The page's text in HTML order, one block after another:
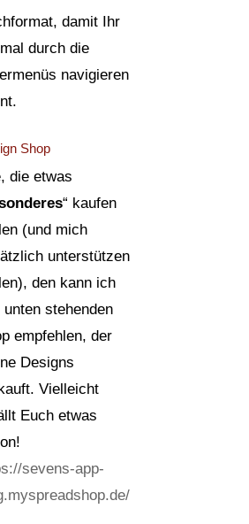
damit Ihr
durch die
navigieren
Shop
die etwas
“ kaufen
(und mich
unterstützen
den kann ich
unten stehenden
empfehlen, der
Designs
Vielleicht
Euch etwas
sevens-app-